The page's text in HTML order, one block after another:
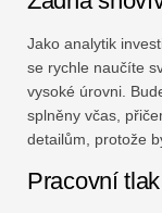
Jako analytik
se rychle naučíte
vysoké úrovni.
splněny včas,
detailům, protože
Pracovní tlak